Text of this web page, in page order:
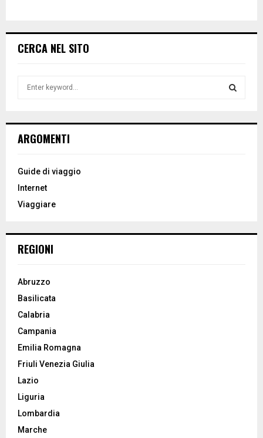
CERCA NEL SITO
h
o
:
ARGOMENTI
Guide di viaggio
Internet
Viaggiare
REGIONI
Abruzzo
Basilicata
Calabria
Campania
Emilia Romagna
Friuli Venezia Giulia
Lazio
Liguria
Lombardia
Marche